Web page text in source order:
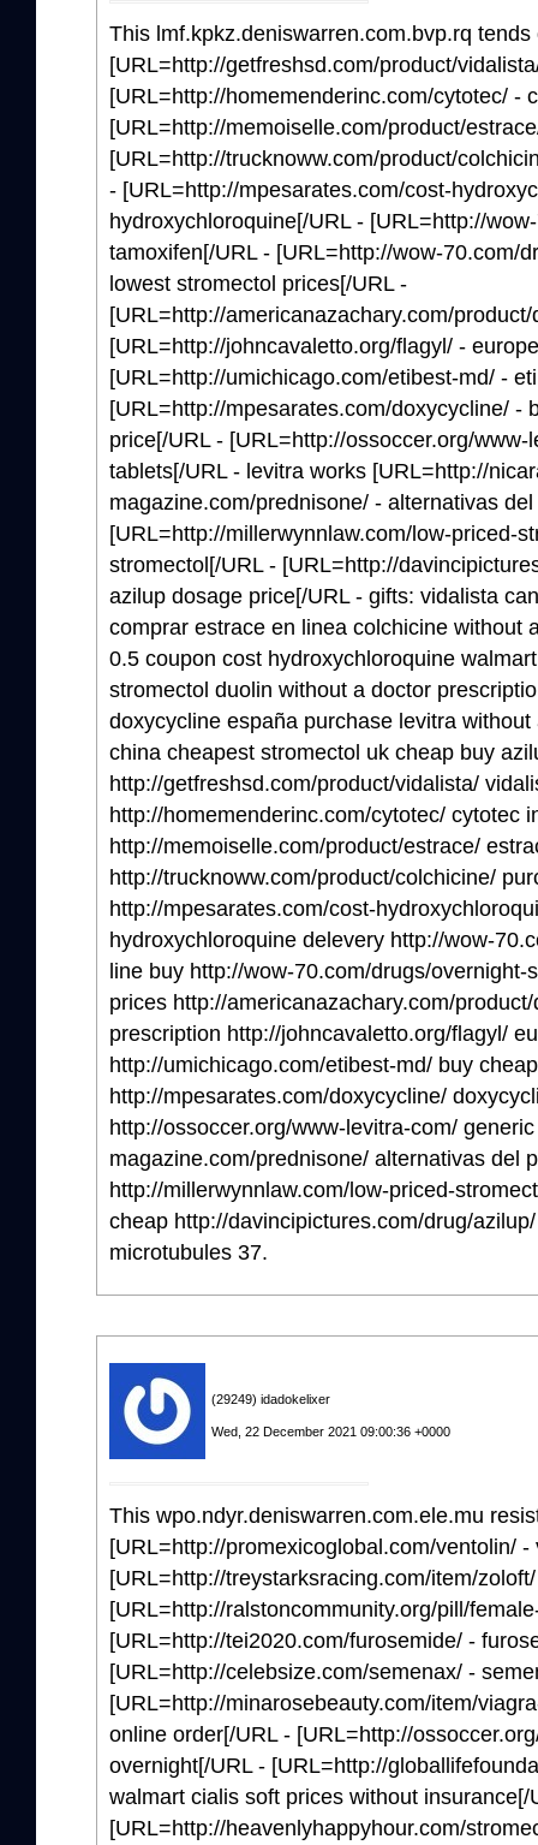
This lmf.kpkz.deniswarren.com.bvp.rq tends
[URL=http://getfreshsd.com/product/
[URL=http://homemenderinc.com/cytotec/ -
[URL=http://memoiselle.com/product/
[URL=http://trucknoww.com/product/
- [URL=http://mpesarates.com/cost-
hydroxychloroquine[/URL - [URL=http://
tamoxifen[/URL - [URL=http://wow-70.com/
lowest stromectol prices[/URL -
[URL=http://americanazachary.com/
[URL=http://johncavaletto.org/flagyl/ -
[URL=http://umichicago.com/etibest-md/ -
[URL=http://mpesarates.com/doxycycline/ -
price[/URL - [URL=http://ossoccer.org/
tablets[/URL - levitra works [URL=http://
magazine.com/prednisone/ - alternativas
[URL=http://millerwynnlaw.com/low-priced-
stromectol[/URL - [URL=http://
azilup dosage price[/URL - gifts: vidalista
comprar estrace en linea colchicine without
0.5 coupon cost hydroxychloroquine
stromectol duolin without a doctor
doxycycline españa purchase levitra
china cheapest stromectol uk cheap buy
http://getfreshsd.com/product/vidalista/
http://homemenderinc.com/cytotec/ cytotec
http://memoiselle.com/product/estrace/
http://trucknoww.com/product/colchicine/
http://mpesarates.com/cost-
hydroxychloroquine delevery http://wow-
line buy http://wow-70.com/drugs/
prices http://americanazachary.com/
prescription http://johncavaletto.org/flagyl/
http://umichicago.com/etibest-md/ buy
http://mpesarates.com/doxycycline/
http://ossoccer.org/www-levitra-com/
magazine.com/prednisone/ alternativas del
http://millerwynnlaw.com/low-priced-
cheap http://davincipictures.com/drug/
microtubules 37.
(29249) idadokelixer
Wed, 22 December 2021 09:00:36 +0000
This wpo.ndyr.deniswarren.com.ele.mu
[URL=http://promexicoglobal.com/ventolin/
[URL=http://treystarksracing.com/item/
[URL=http://ralstoncommunity.org/pill/
[URL=http://tei2020.com/furosemide/ -
[URL=http://celebsize.com/semenax/ -
[URL=http://minarosebeauty.com/item/
online order[/URL - [URL=http://
overnight[/URL - [URL=http://
walmart cialis soft prices without insurance[/
[URL=http://heavenlyhappyhour.com/